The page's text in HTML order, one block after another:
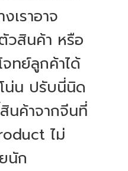
เราอาจ
วสินค้า หรือ
ทย์ลูกค้าได้
น่น ปรับนี่นิด
นค้าจากจีนที่
ไม่
นัก